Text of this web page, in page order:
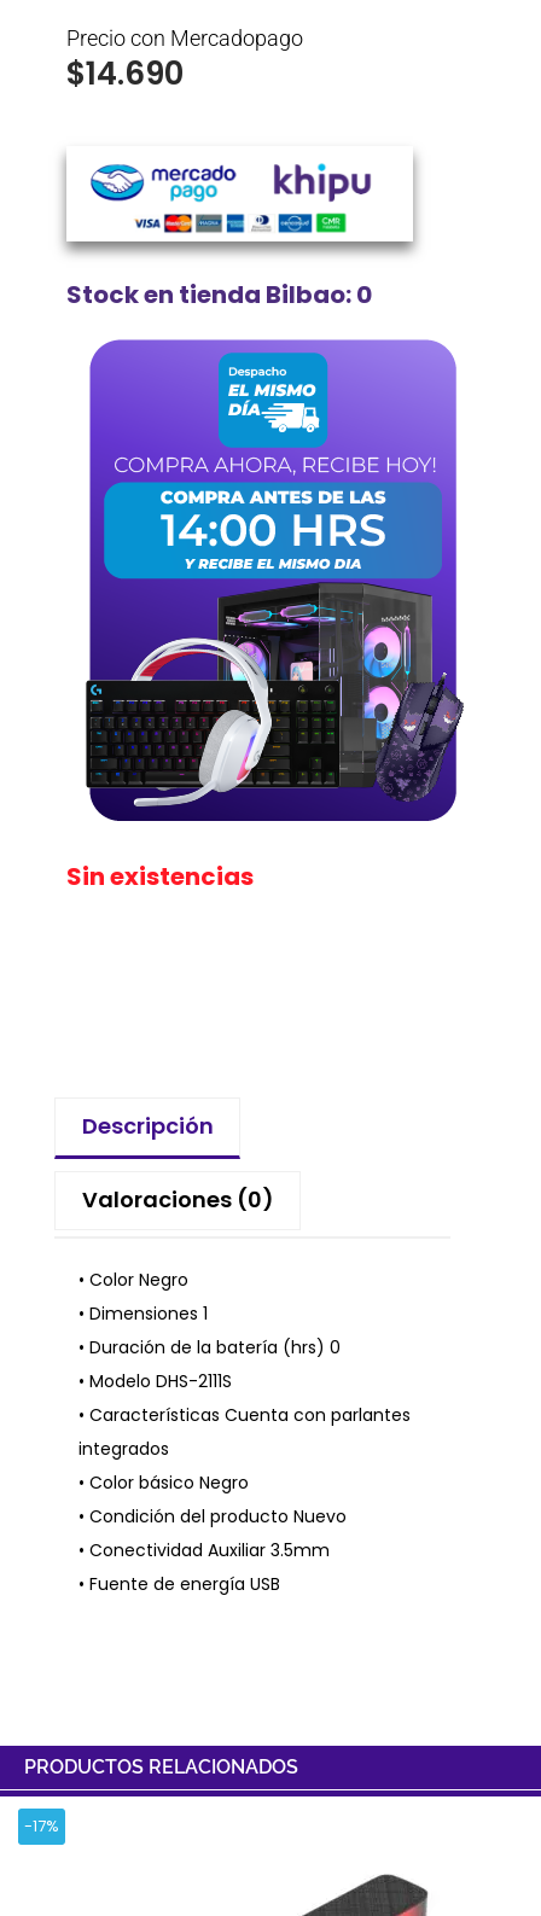
Precio con Mercadopago
$14.690
Stock en tienda Bilbao: 0
Sin existencias
Descripción
Valoraciones (0)
• Color Negro
• Dimensiones 1
• Duración de la batería (hrs) 0
• Modelo DHS-2111S
• Características Cuenta con parlantes
integrados
• Color básico Negro
• Condición del producto Nuevo
• Conectividad Auxiliar 3.5mm
• Fuente de energía USB
PRODUCTOS RELACIONADOS
-17%